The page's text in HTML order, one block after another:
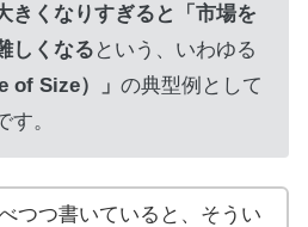
きくなりすぎると「市場を
しくなる という、いわゆる
of Size）」 の典型例として
。
つつ書いていると、そうい